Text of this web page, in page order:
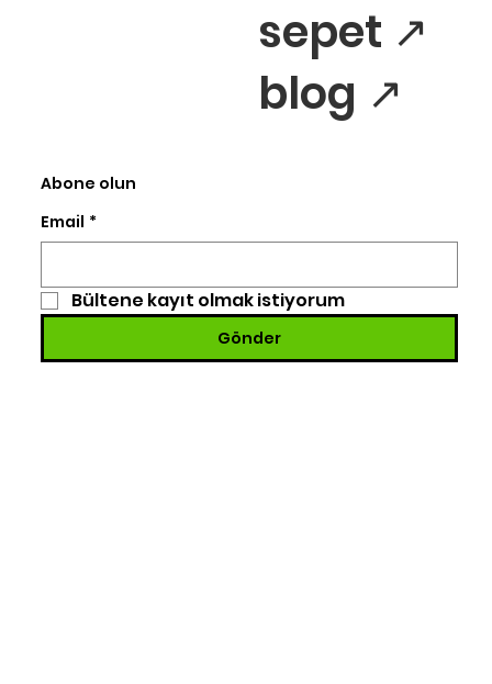
Abone olun
Email *
Bültene kayıt olmak istiyorum
Gönder
sepet ↗
blog ↗